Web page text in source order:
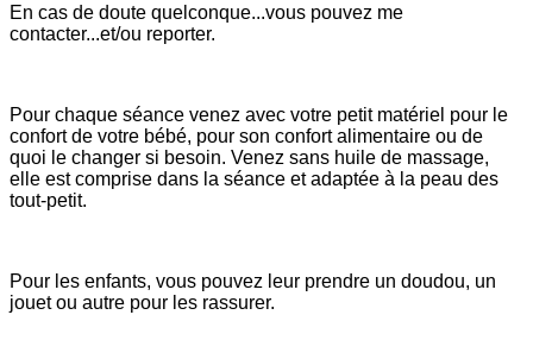
En cas de doute quelconque...vous pouvez me
contacter...et/ou reporter.
Pour chaque séance venez avec votre petit matériel pour le
confort de votre bébé, pour son confort alimentaire ou de
quoi le changer si besoin. Venez sans huile de massage,
elle est comprise dans la séance et adaptée à la peau des
tout-petit.
Pour les enfants, vous pouvez leur prendre un doudou, un
jouet ou autre pour les rassurer.